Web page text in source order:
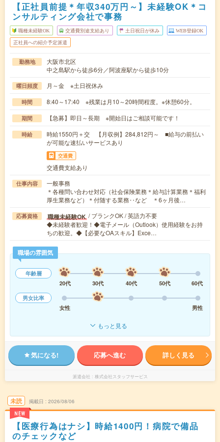
【正社員前提＊年収340万円～】未経験OK＊コ
ンサルティング会社で事務
職種未経験OK 交通費別途支給あり 土日祝日が休み WEB登録OK
正社員への紹介予定派遣
勤務地
大阪市北区
中之島駅から徒歩6分／阿波座駅から徒歩10分
曜日頻度 月～金 ※土日祝休み
時間 8:40～17:40 ※残業は月10～20時間程度。※休憩60分。
期間 【急募】即日～長期 ※開始日はご相談可能です！
時給
時給1550円＋交 【月収例】284,812円～ ■給与の前払い
が可能な速払いサービスあり
交通費
交通費支給あり
仕事内容
一般事務
＊各種問い合わせ対応（社会保険業務＊給与計算業務＊福利
厚生業務など）＊付随する業務‥など ＊6ヶ月後…
応募資格 職種未経験OK / ブランクOK / 英語力不要
◆未経験者歓迎！◆電子メール（Outlook）使用経験をお持
ちの歓迎。◆【必要なOAスキル】Exce…
職場の雰囲気
年齢層
20代
30代 40代 50代
60代
男女比率
女性
男性
もっと見る
気になる! 応募へ進む 詳しく見る
派遣会社 株式会社スタッフサービス
未読
NEW
掲載日 2026/08/06
【医療行為はナシ】時給1400円！病院で備品
のチェックなど